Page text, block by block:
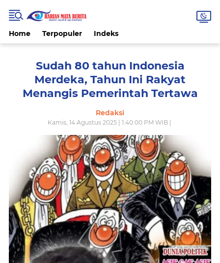
Home Terpopuler Indeks
Sudah 80 tahun Indonesia
Merdeka, Tahun Ini Rakyat
Menangis Pemerintah Tertawa
Redaksi
Kamis, 14 Agustus 2025 | 1:40:00 PM WIB |